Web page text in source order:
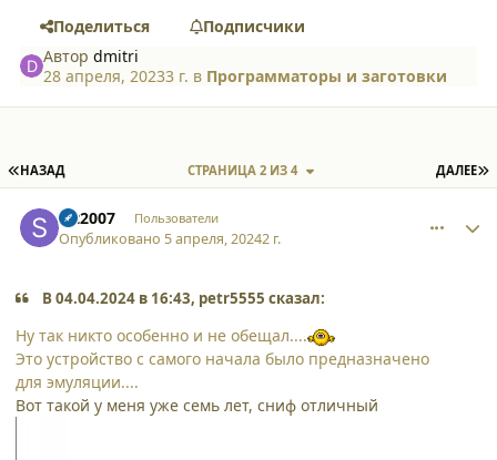
Поделиться
Подписчики
Авторdmitri
28 апреля, 20233 г. в Программаторы и заготовки
ПЕРВАЯ СТРАНИЦА
НАЗАД ДАЛЕЕ
СТРАНИЦА 2 ИЗ 4
stt2007 Пользователи
Опубликовано 5 апреля, 20242 г.
В 04.04.2024 в 16:43, petr5555 сказал:
Ну так никто особенно и не обещал....
Это устройство с самого начала было предназначено
для эмуляции....
Вот такой у меня уже семь лет, сниф отличный